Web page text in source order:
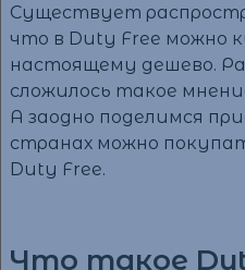
Существует
что в Duty Free можно
настоящему дешево.
сложилось такое
А заодно поделимся
странах можно
Duty Free.
Что такое